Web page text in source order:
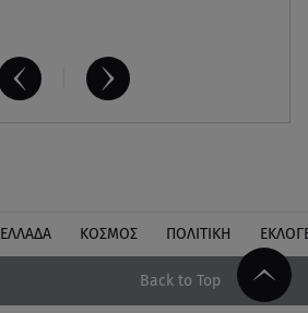
ΕΛΛΑΔΑ ΚΟΣΜΟΣ ΠΟΛΙΤΙΚΗ
Back to Top